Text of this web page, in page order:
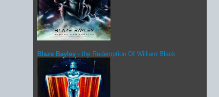
Blaze Bayley - the Redemption Of William Black